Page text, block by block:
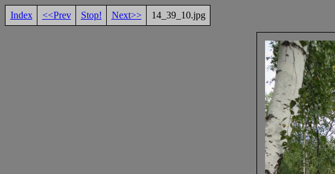
Index <<Prev Stop! Next>> 14_39_10.jpg